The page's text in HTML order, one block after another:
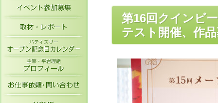
イベント参加募集
取材・レポート
パティスリーオープン記念日カレン
主宰・平岩理緒プロフィール
お仕事依頼・お問い合わせ
第16回クインビ
テスト開催、作